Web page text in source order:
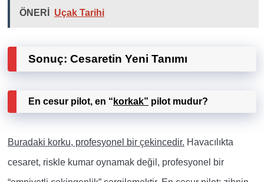
ÖNERİ Uçak Tarihi
Sonuç: Cesaretin Yeni Tanımı
En cesur pilot, en “ korkak” pilot mudur?
Buradaki korku, profesyonel bir çekincedir. Havacılıkta
cesaret, riskle kumar oynamak değil, profesyonel bir